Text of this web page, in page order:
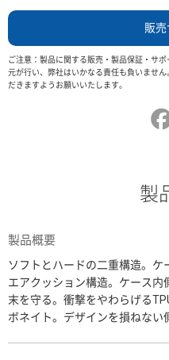
販
ご注意：製品に関する販売・製品保証・サ
元が行い、弊社はいかなる責任も負いませ
だきますようお願いいたします。
製
製品概要
ソフトとハードの二重構造。
エアクッション構造。ケース
末を守る。衝撃をやわらげる
ボネイト。デザインを損ねない